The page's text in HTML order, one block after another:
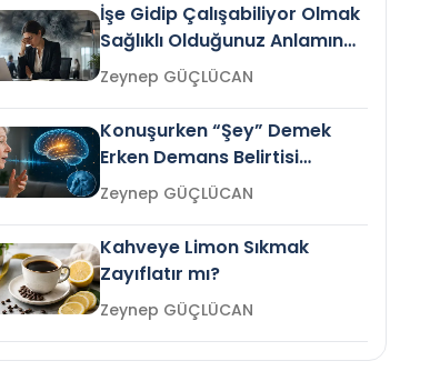
İşe Gidip Çalışabiliyor Olmak
Sağlıklı Olduğunuz Anlamına
Gelir mi?Zeynep GÜÇLÜCAN
Konuşurken “Şey” Demek
Erken Demans Belirtisi
Olabilir mi?Zeynep GÜÇLÜCAN
Kahveye Limon Sıkmak
Zayıflatır mı?
Zeynep GÜÇLÜCAN